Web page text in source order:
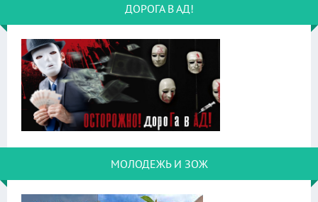
ДОРОГА В АД!
МОЛОДЕЖЬ И ЗОЖ